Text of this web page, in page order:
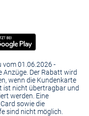
vom 01.06.2026 -
Der Rabatt wird
wenn die Kundenkarte
ist nicht übertragbar und
werden. Eine
sowie die
sind nicht möglich.